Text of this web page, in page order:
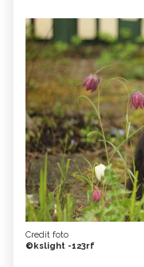
Credit foto
©kslight -123rf